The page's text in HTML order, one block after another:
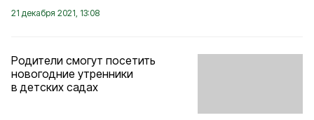
21 декабря 2021, 13:08
Родители смогут посетить
новогодние утренники
в детских садах